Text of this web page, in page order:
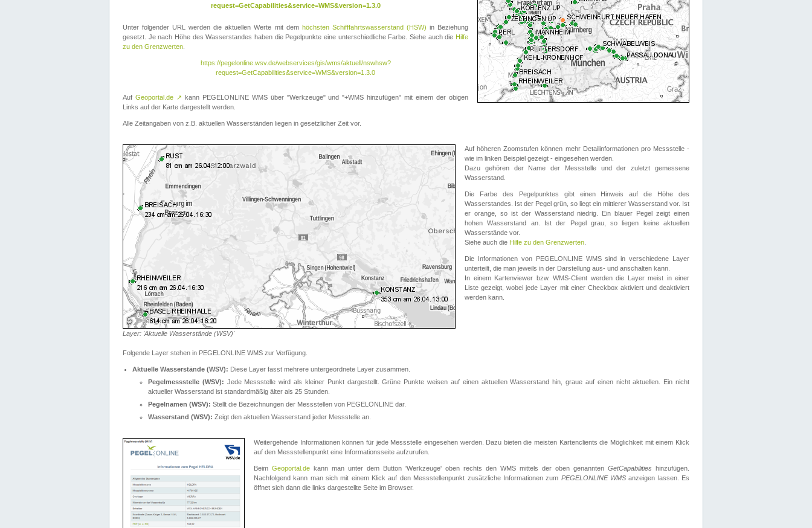
request=GetCapabilities&service=WMS&version=1.3.0
Unter folgender URL werden die aktuellen Werte mit dem höchsten Schifffahrtswasserstand (HSW) in Beziehung
gesetzt. Je nach Höhe des Wasserstandes haben die Pegelpunkte eine unterschiedliche Farbe. Siehe auch die Hilfe
zu den Grenzwerten
https://pegelonline.wsv.de/webservices/gis/wms/aktuell/nswhsw?
request=GetCapabilities&service=WMS&version=1.3.0
Auf Geoportal.de ↗ kann PEGELONLINE WMS über "Werkzeuge" und "+WMS hinzufügen" mit einem der obigen
Links auf der Karte dargestellt werden.
Alle Zeitangaben von z.B. aktuellen Wasserständen liegen in gesetzlicher Zeit vor.
Layer: 'Aktuelle Wasserstände (WSV)'
Auf höheren Zoomstufen können mehr Detailinformationen pro Messstelle -
wie im linken Beispiel gezeigt - eingesehen werden.
Dazu gehören der Name der Messstelle und der zuletzt gemessene
Wasserstand.
Die Farbe des Pegelpunktes gibt einen Hinweis auf die Höhe des
Wasserstandes. Ist der Pegel grün, so liegt ein mittlerer Wasserstand vor. Ist
er orange, so ist der Wasserstand niedrig. Ein blauer Pegel zeigt einen
hohen Wasserstand an. Ist der Pegel grau, so liegen keine aktuellen
Wasserstände vor.
Siehe auch die Hilfe zu den Grenzwerten
Die Informationen von PEGELONLINE WMS sind in verschiedene Layer
unterteilt, die man jeweils in der Darstellung aus- und anschalten kann.
In einem Kartenviewer bzw. WMS-Client werden die Layer meist in einer
Liste gezeigt, wobei jede Layer mit einer Checkbox aktiviert und deaktiviert
werden kann.
Folgende Layer stehen in PEGELONLINE WMS zur Verfügung.
Aktuelle Wasserstände (WSV): Diese Layer fasst mehrere untergeordnete Layer zusammen.
Pegelmessstelle (WSV): Jede Messstelle wird als kleiner Punkt dargestellt. Grüne Punkte weisen auf einen aktuellen Wasserstand hin, graue auf einen nicht aktuellen. Ein nicht
aktueller Wasserstand ist standardmäßig älter als 25 Stunden.
Pegelnamen (WSV): Stellt die Bezeichnungen der Messstellen von PEGELONLINE dar.
Wasserstand (WSV): Zeigt den aktuellen Wasserstand jeder Messstelle an.
Weitergehende Informationen können für jede Messstelle eingesehen werden. Dazu bieten die meisten Kartenclients die Möglichkeit mit einem Klick
auf den Messstellenpunkt eine Informationsseite aufzurufen.
Beim Geoportal.de kann man unter dem Button 'Werkzeuge' oben rechts den WMS mittels der oben genannten GetCapabilities hinzufügen.
Nachfolgend kann man sich mit einem Klick auf den Messstellenpunkt zusätzliche Informationen zum PEGELONLINE WMSanzeigen lassen. Es
öffnet sich dann die links dargestellte Seite im Browser.